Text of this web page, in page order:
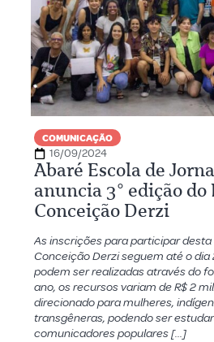
COMUNICAÇÃO
16/09/2024
Abaré Escola de
anuncia 3° edição
Conceição Derzi
As inscrições para participar
Conceição Derzi seguem até o dia
podem ser realizadas através do
ano, os recursos variam de R$ 2
direcionado para mulheres,
transgêneras, podendo ser
comunicadores populares […]